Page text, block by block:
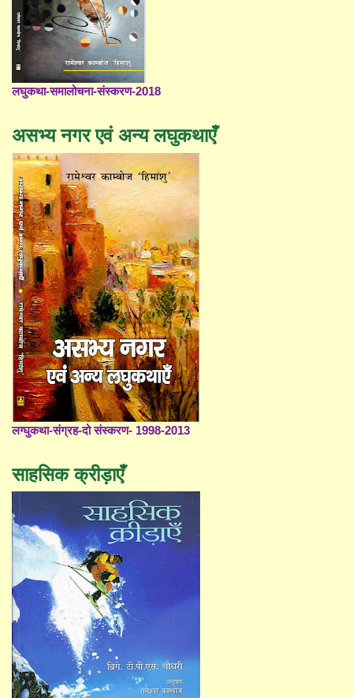
लघुकथा-समालोचना-संस्करण-2018
असभ्य नगर एवं अन्य लघुकथाएँ
लग्घुकथा-संग्रह-दो संस्करण- 1998-2013
साहसिक क्रीड़ाएँ